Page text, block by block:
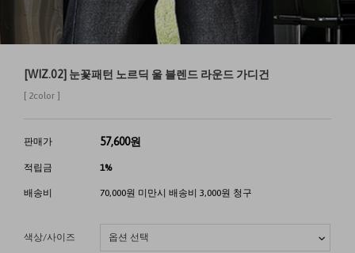
[WIZ.02] 눈꽃패턴 노르딕 울 블렌드 라운드 가디건
[ 2color ]
판매가 57,600원
적립금 1%
배송비 70,000원 미만시 배송비 3,000원 청구
색상/사이즈